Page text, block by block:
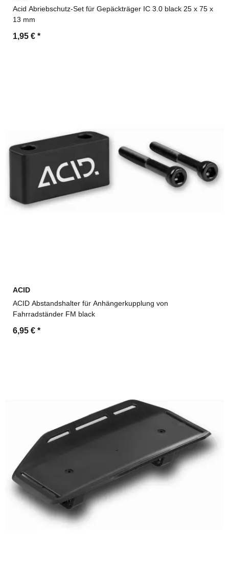
Acid Abriebschutz-Set für Gepäckträger IC 3.0 black 25 x 75 x
13 mm
1,95 € *
ACID
ACID Abstandshalter für Anhängerkupplung von
Fahrradständer FM black
6,95 € *